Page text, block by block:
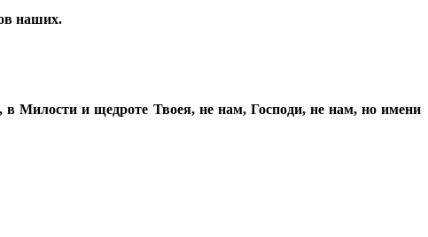
наших.
Милости и щедроте Твоея, не нам, Господи, не нам, но имени